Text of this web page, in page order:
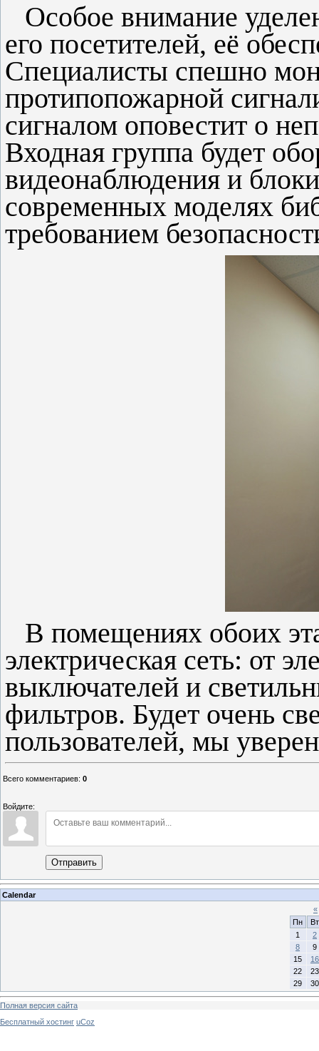
Особое внимание
его посетителей, её
Специалисты спешно
протипопожарной
сигналом оповестит о
Входная группа будет
видеонаблюдения и
современных моделях
требованием
В помещениях обоих
электрическая сеть: от
выключателей и
фильтров. Будет очень
пользователей, мы
Всего комментариев: 0
Войдите:
Отправить
Calendar
«
Пн
Вт
1
2
8
9
15
16
22
23
29
30
Полная версия сайта
Бесплатный хостинг uCoz